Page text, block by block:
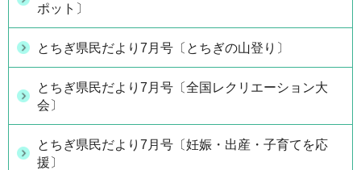
ポット〕
とちぎ県民だより7月号〔とちぎの山登り〕
とちぎ県民だより7月号〔全国レクリエーション大
会〕
とちぎ県民だより7月号〔妊娠・出産・子育てを応
援〕